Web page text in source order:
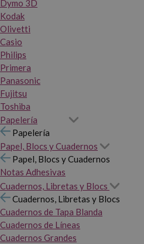
Dymo 3D
Kodak
Olivetti
Casio
Philips
Primera
Panasonic
Fujitsu
Toshiba
Papelería
Papelería
Papel, Blocs y Cuadernos
Papel, Blocs y Cuadernos
Notas Adhesivas
Cuadernos, Libretas y Blocs
Cuadernos, Libretas y Blocs
Cuadernos de Tapa Blanda
Cuadernos de Líneas
Cuadernos Grandes